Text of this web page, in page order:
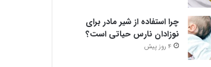
چرا استفاده از شیر مادر برای
نوزادان نارس حیاتی است؟
4 روز پیش